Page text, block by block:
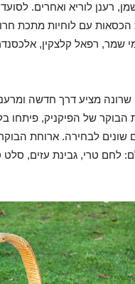
רענן לוריא ואחרים.
עם לוחיות מתכת
שמר, רפאל קלצקין,
מציע דרך חדשה
הבוקר של הפיקניק, פיתחו
שונים לבחירה. ארוחת
לחם טרי, גבינת עזים,